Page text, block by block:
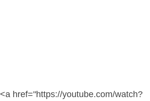
<a href="https://youtube.com/watch?